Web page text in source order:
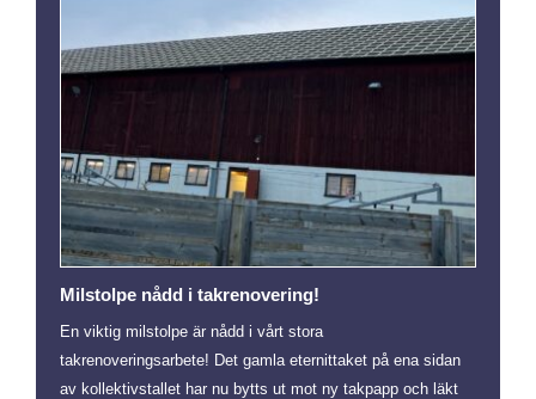
Milstolpe nådd i takrenovering!
En viktig milstolpe är nådd i vårt stora
takrenoveringsarbete! Det gamla eternittaket på ena sidan
av kollektivstallet har nu bytts ut mot ny takpapp och läkt